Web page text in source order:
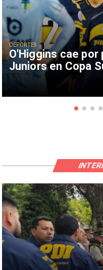
O'Higgins cae
Juniors en Copa
DEPORTES